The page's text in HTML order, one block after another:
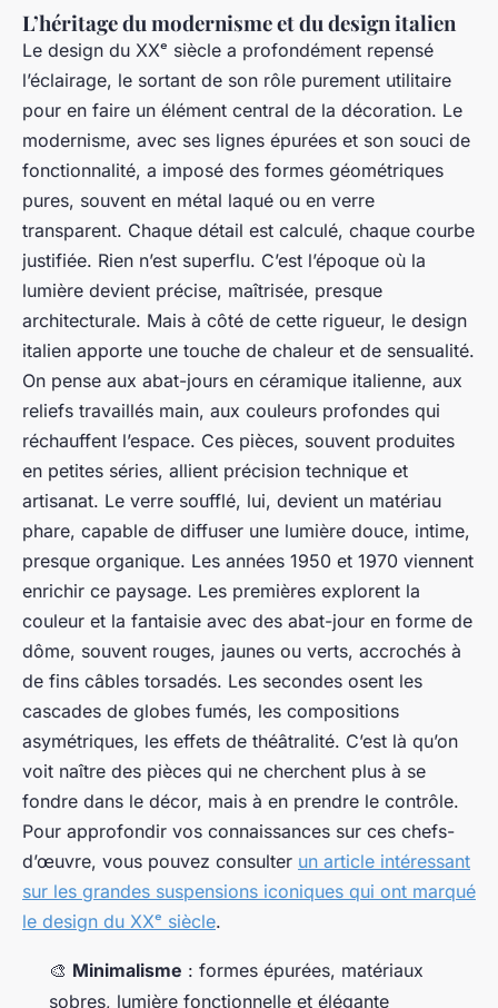
L’héritage du modernisme et du design italien
Le design du XXᵉ siècle a profondément repensé
l’éclairage, le sortant de son rôle purement utilitaire
pour en faire un élément central de la décoration. Le
modernisme, avec ses lignes épurées et son souci de
fonctionnalité, a imposé des formes géométriques
pures, souvent en métal laqué ou en verre
transparent. Chaque détail est calculé, chaque courbe
justifiée. Rien n’est superflu. C’est l’époque où la
lumière devient précise, maîtrisée, presque
architecturale. Mais à côté de cette rigueur, le design
italien apporte une touche de chaleur et de sensualité.
On pense aux abat-jours en céramique italienne, aux
reliefs travaillés main, aux couleurs profondes qui
réchauffent l’espace. Ces pièces, souvent produites
en petites séries, allient précision technique et
artisanat. Le verre soufflé, lui, devient un matériau
phare, capable de diffuser une lumière douce, intime,
presque organique. Les années 1950 et 1970 viennent
enrichir ce paysage. Les premières explorent la
couleur et la fantaisie avec des abat-jour en forme de
dôme, souvent rouges, jaunes ou verts, accrochés à
de fins câbles torsadés. Les secondes osent les
cascades de globes fumés, les compositions
asymétriques, les effets de théâtralité. C’est là qu’on
voit naître des pièces qui ne cherchent plus à se
fondre dans le décor, mais à en prendre le contrôle.
Pour approfondir vos connaissances sur ces chefs-
d’œuvre, vous pouvez consulter un article intéressant
sur les grandes suspensions iconiques qui ont marqué
le design du XXᵉ siècle.
🎨 Minimalisme : formes épurées, matériaux
sobres, lumière fonctionnelle et élégante